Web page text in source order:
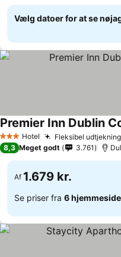
Vælg datoer for at se
3 StjernerHotel Fleksibel
Premier Inn Dublin
8,3 Meget godt 3.761
Af 1.679 kr.
Se priser fra 6